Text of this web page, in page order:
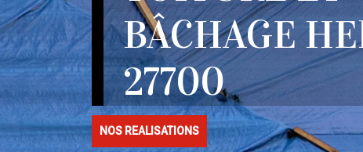
BÂCHAGE
27700
NOS REALISATIONS